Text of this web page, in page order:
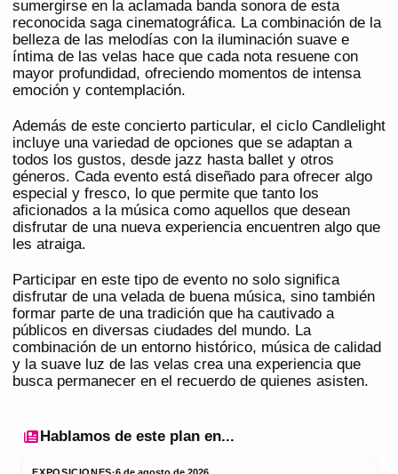
sumergirse en la aclamada banda sonora de esta
reconocida saga cinematográfica. La combinación de la
belleza de las melodías con la iluminación suave e
íntima de las velas hace que cada nota resuene con
mayor profundidad, ofreciendo momentos de intensa
emoción y contemplación.
Además de este concierto particular, el ciclo Candlelight
incluye una variedad de opciones que se adaptan a
todos los gustos, desde jazz hasta ballet y otros
géneros. Cada evento está diseñado para ofrecer algo
especial y fresco, lo que permite que tanto los
aficionados a la música como aquellos que desean
disfrutar de una nueva experiencia encuentren algo que
les atraiga.
Participar en este tipo de evento no solo significa
disfrutar de una velada de buena música, sino también
formar parte de una tradición que ha cautivado a
públicos en diversas ciudades del mundo. La
combinación de un entorno histórico, música de calidad
y la suave luz de las velas crea una experiencia que
busca permanecer en el recuerdo de quienes asisten.
Hablamos de este plan en...